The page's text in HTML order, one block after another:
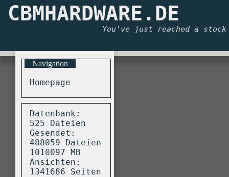
CBMHARDWARE.DE
You've just reached a
Navigation
Homepage
Datenbank:
525 Dateien
Gesendet:
488059 Dateien
1010097 MB
Ansichten:
1341686 Seiten
© 1999-
Diese Seite